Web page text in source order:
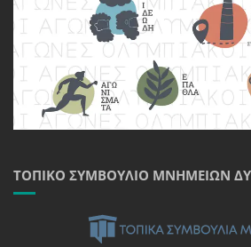
ΤΟΠΙΚΌ ΣΥΜΒΟΎΛΙΟ ΜΝΗΜΕΊΩΝ